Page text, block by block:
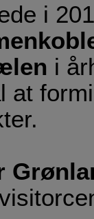
i
i
at